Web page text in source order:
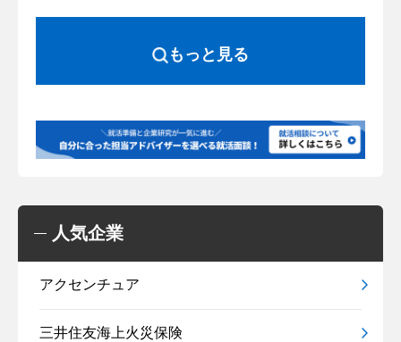
もっと見る
人気企業
アクセンチュア
三井住友海上火災保険